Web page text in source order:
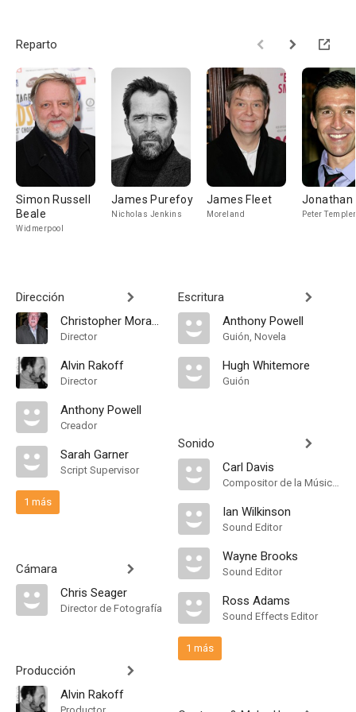
Reparto
Simon Russell
Beale
Widmerpool
James Purefoy
Nicholas Jenkins
James Fleet
Moreland
Jonathan
Peter Templer
Dirección
Christopher Morahan
Director
Alvin Rakoff
Director
Anthony Powell
Creador
Sarah Garner
Script Supervisor
1 más
Cámara
Chris Seager
Director de Fotografía
Producción
Alvin Rakoff
Escritura
Anthony Powell
Guión, Novela
Hugh Whitemore
Guión
Sonido
Carl Davis
Compositor de la Música Original
Ian Wilkinson
Sound Editor
Wayne Brooks
Sound Editor
Ross Adams
Sound Effects Editor
1 más